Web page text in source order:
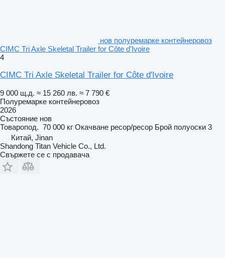
нов полуремарке контейнеровоз
CIMC Tri Axle Skeletal Trailer for Côte d'Ivoire
4
CIMC Tri Axle Skeletal Trailer for Côte d'Ivoire
9 000 щ.д. ≈ 15 260 лв. ≈ 7 790 €
Полуремарке контейнеровоз
2026
Състояние нов
Товаропод. 70 000 кг Окачване ресор/ресор Брой полуоски 3
Китай, Jinan
Shandong Titan Vehicle Co., Ltd.
Свържете се с продавача